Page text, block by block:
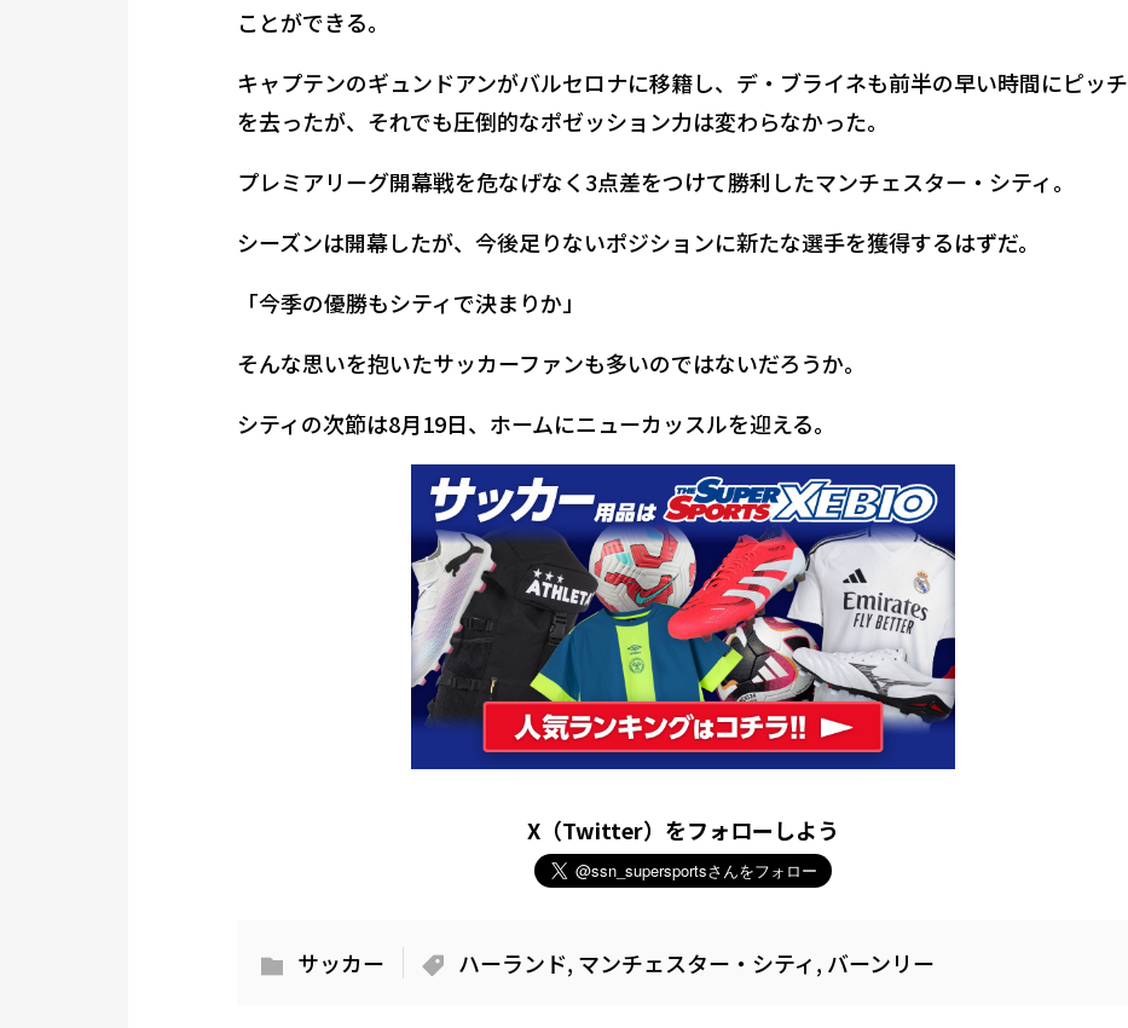
ことができる。
キャプテンのギュンドアンがバルセロナに移籍し、デ・ブライネも前半の早い時間にピッチ
を去ったが、それでも圧倒的なポゼッション力は変わらなかった。
プレミアリーグ開幕戦を危なげなく3点差をつけて勝利したマンチェスター・シティ。
シーズンは開幕したが、今後足りないポジションに新たな選手を獲得するはずだ。
「今季の優勝もシティで決まりか」
そんな思いを抱いたサッカーファンも多いのではないだろうか。
シティの次節は8月19日、ホームにニューカッスルを迎える。
X（Twitter）をフォローしよう
サッカー ハーランド, マンチェスター・シティ, バーンリー